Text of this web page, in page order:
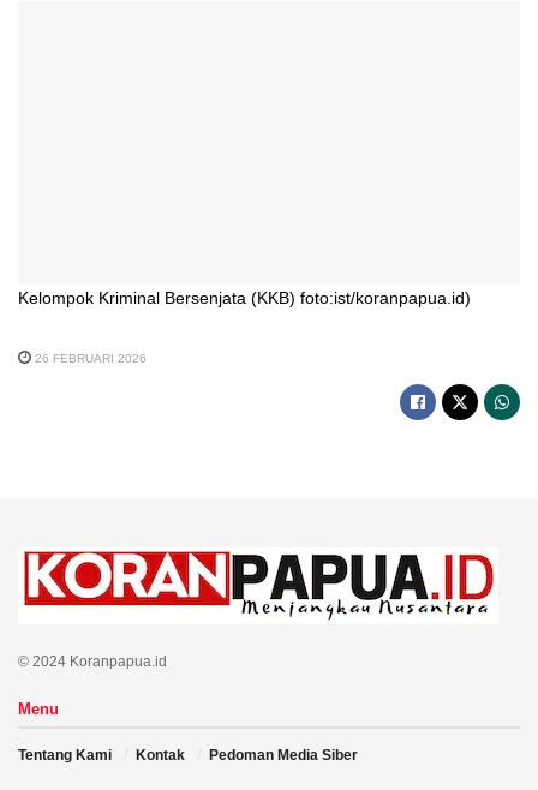
Kelompok Kriminal Bersenjata (KKB) foto:ist/koranpapua.id)
26 FEBRUARI 2026
© 2024 Koranpapua.id
Menu
Tentang Kami Kontak Pedoman Media Siber